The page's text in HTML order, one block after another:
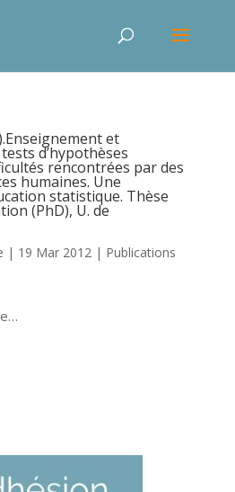
et
d’hypothèses
rencontrées par des
humaines. Une
statistique. Thèse
(PhD), U. de
| 19 Mar 2012| Publications